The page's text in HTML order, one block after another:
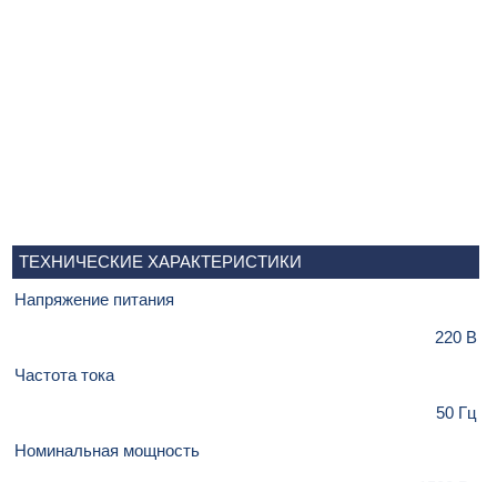
ТЕХНИЧЕСКИЕ ХАРАКТЕРИСТИКИ
Напряжение питания
220 В
Частота тока
50 Гц
Номинальная мощность